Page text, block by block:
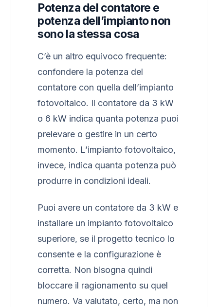
Potenza del contatore e
potenza dell’impianto non
sono la stessa cosa
C’è un altro equivoco frequente:
confondere la potenza del
contatore con quella dell’impianto
fotovoltaico. Il contatore da 3 kW
o 6 kW indica quanta potenza puoi
prelevare o gestire in un certo
momento. L’impianto fotovoltaico,
invece, indica quanta potenza può
produrre in condizioni ideali.
Puoi avere un contatore da 3 kW e
installare un impianto fotovoltaico
superiore, se il progetto tecnico lo
consente e la configurazione è
corretta. Non bisogna quindi
bloccare il ragionamento su quel
numero. Va valutato, certo, ma non